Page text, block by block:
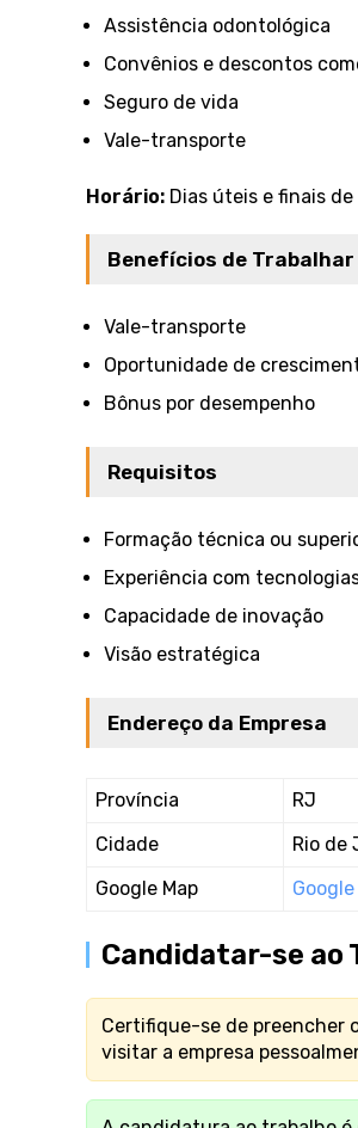
Assistência odontológica
Convênios e descontos
Seguro de vida
Vale-transporte
Horário: Dias úteis e finais de
Benefícios de Trabalhar
Vale-transporte
Oportunidade de
Bônus por desempenho
Requisitos
Formação técnica ou
Experiência com
Capacidade de inovação
Visão estratégica
Endereço da Empresa
Província
RJ
Cidade
Rio de
Google Map
Google
Candidatar-se ao
Certifique-se de preencher
visitar a empresa